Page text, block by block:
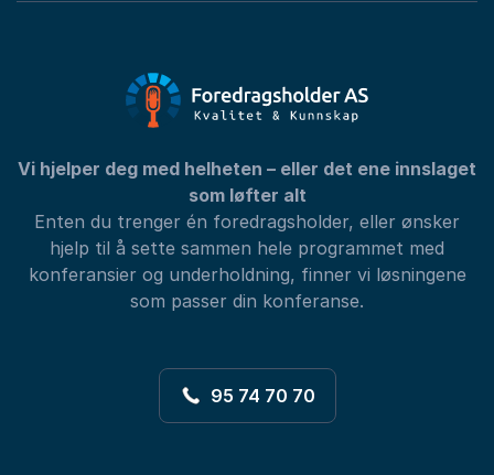
Vi hjelper deg med helheten – eller det ene innslaget
som løfter alt
Enten du trenger én foredragsholder, eller ønsker
hjelp til å sette sammen hele programmet med
konferansier og underholdning, finner vi løsningene
som passer din konferanse.
95 74 70 70